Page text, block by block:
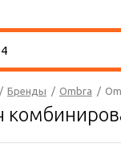
/ Бренды / Ombra /